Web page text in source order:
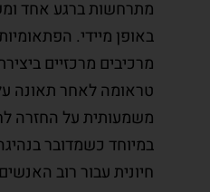
מתרחשות ברגע אחד
באופן מיידי.
מרכיבים מרכזיים
טראומה לאחר תאונה
משמעותית על החזרה
במיוחד כשמדובר
חיונית עבור רוב